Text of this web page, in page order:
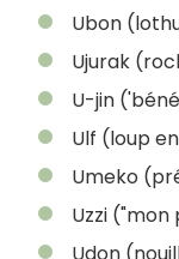
Ubon
Ujurak
U-jin
Ulf (loup
Umeko
Uzzi
Udon